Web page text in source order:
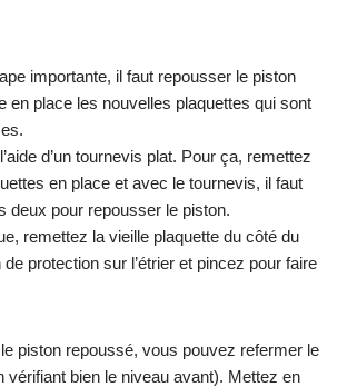
importante, il faut repousser le piston
en place les nouvelles plaquettes qui sont
d’un tournevis plat. Pour ça, remettez
en place et avec le tournevis, il faut
deux pour repousser le piston.
remettez la vieille plaquette du côté du
protection sur l’étrier et pincez pour faire
piston repoussé, vous pouvez refermer le
vérifiant bien le niveau avant). Mettez en